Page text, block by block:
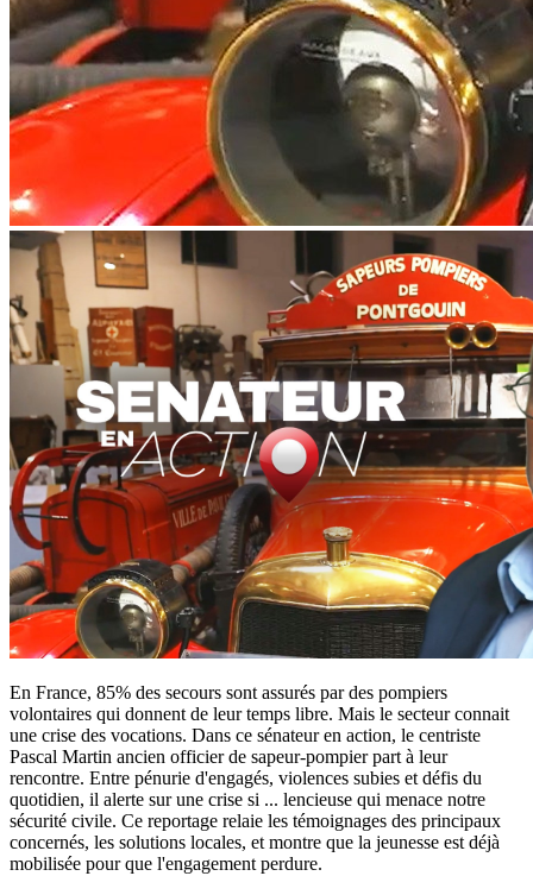
En France, 85% des secours sont assurés par des pompiers
volontaires qui donnent de leur temps libre. Mais le secteur connait
une crise des vocations. Dans ce sénateur en action, le centriste
Pascal Martin ancien officier de sapeur-pompier part à leur
rencontre. Entre pénurie d'engagés, violences subies et défis du
quotidien, il alerte sur une crise si ... lencieuse qui menace notre
sécurité civile. Ce reportage relaie les témoignages des principaux
concernés, les solutions locales, et montre que la jeunesse est déjà
mobilisée pour que l'engagement perdure.